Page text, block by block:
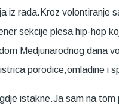
iz rada.Kroz volontiranje
sekcije plesa hip-hop
Medjunarodnog dana
porodice,omladine i
istakne.Ja sam na